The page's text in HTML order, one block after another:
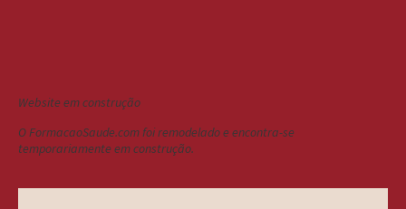
Website em construção
O FormacaoSaude.com foi remodelado e encontra-se
temporariamente em construção.